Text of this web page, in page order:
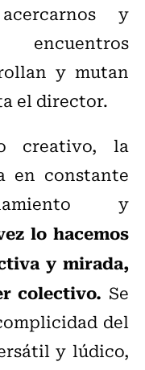
y
encuentros
y mutan
el director.
creativo, la
en constante
y
lo hacemos
y mirada,
colectivo. Se
del
y lúdico,